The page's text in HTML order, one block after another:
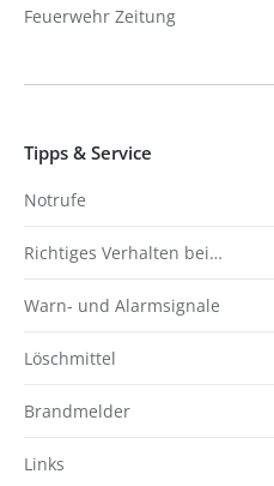
Feuerwehr Zeitung
Tipps & Service
Notrufe
Richtiges Verhalten bei…
Warn- und Alarmsignale
Löschmittel
Brandmelder
Links